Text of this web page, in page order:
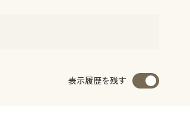
表示履歴を残す